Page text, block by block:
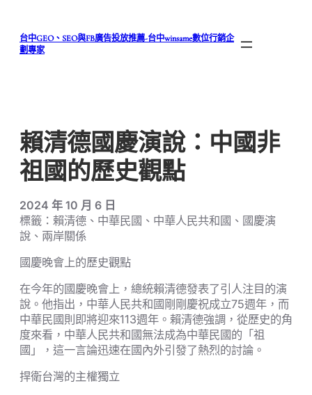
台中GEO、SEO與FB廣告投放推薦-台中winsame數位行銷企
劃專家
賴清德國慶演說：中國非
祖國的歷史觀點
2024 年 10 月 6 日
標籤：賴清德、中華民國、中華人民共和國、國慶演
說、兩岸關係
國慶晚會上的歷史觀點
在今年的國慶晚會上，總統賴清德發表了引人注目的演
說。他指出，中華人民共和國剛剛慶祝成立75週年，而
中華民國則即將迎來113週年。賴清德強調，從歷史的角
度來看，中華人民共和國無法成為中華民國的「祖
國」，這一言論迅速在國內外引發了熱烈的討論。
捍衛台灣的主權獨立